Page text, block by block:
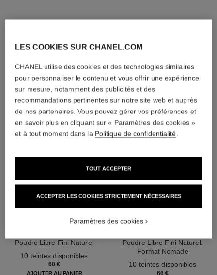
L'ACCORD PARFAIT
Poudre Libre Fini Naturel
10 teintes disponibles
60 €
AJOUTER AU PANIER
Poudre Libre Fini Naturel.
Format Nomade
10 teintes disponibles
66 €
LES COOKIES SUR CHANEL.COM
CHANEL utilise des cookies et des technologies similaires
pour personnaliser le contenu et vous offrir une expérience
sur mesure, notamment des publicités et des
recommandations pertinentes sur notre site web et auprès
de nos partenaires. Vous pouvez gérer vos préférences et
en savoir plus en cliquant sur « Paramètres des cookies »
et à tout moment dans la Politique de confidentialité
ACCEPTER LES COOKIES STRICTEMENT NÉCESSAIRES
TOUT ACCEPTER
Paramètres des cookies